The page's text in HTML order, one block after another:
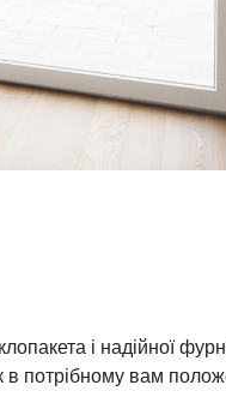
і надійної
в потрібному вам